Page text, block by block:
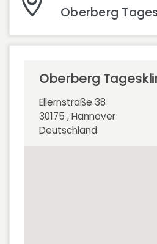
Oberberg
Oberberg
Ellernstraße 38
30175 , Hannover
Deutschland